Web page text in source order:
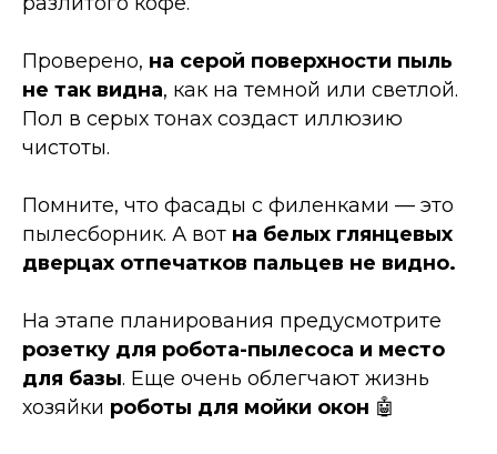
Проверено, на серой поверхности пыль
не так видна, как на темной или светлой.
Пол в серых тонах создаст иллюзию
чистоты.
Помните, что фасады с филенками — это
пылесборник. А вот на белых глянцевых
дверцах отпечатков пальцев не видно.
На этапе планирования предусмотрите
розетку для робота-пылесоса и место
для базы. Еще очень облегчают жизнь
хозяйки роботы для мойки окон 🤖